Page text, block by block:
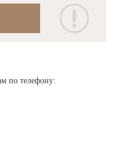
по телефону: